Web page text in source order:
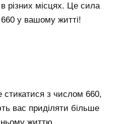
різних місцях. Це сила
у вашому житті!
з числом 660,
вас приділяти більше